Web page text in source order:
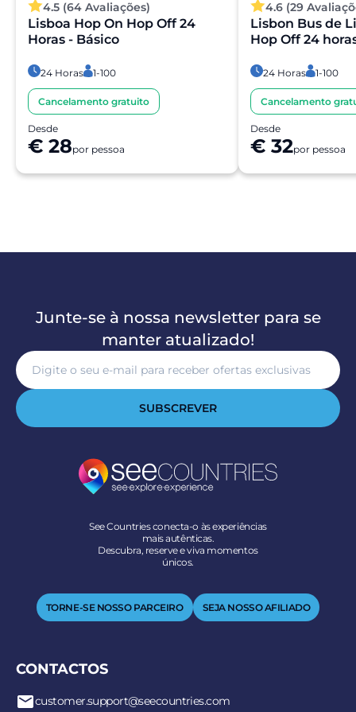
4.5 (64 Avaliações)
Lisboa Hop On Hop Off 24
Horas - Básico
24 Horas 1-100
Cancelamento gratuito
Desde
€ 28por pessoa
4.6 (29
Lisbon Bus de
Hop Off 24
24 Horas 1-100
Cancelamento
Desde
€ 32por pessoa
Junte-se à nossa newsletter para se
manter atualizado!
SUBSCREVER
See Countries conecta-o às experiências
mais autênticas.
Descubra, reserve e viva momentos
únicos.
TORNE-SE NOSSO PARCEIRO SEJA NOSSO AFILIADO
CONTACTOS
customer.support@seecountries.com